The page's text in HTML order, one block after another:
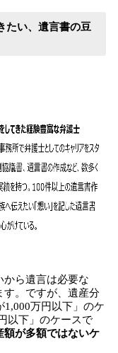
たい、遺言書の豆
から遺言は必要な
す。ですが、遺産分
万円以下」のケ
以下」のケースで
額が多額ではないケ